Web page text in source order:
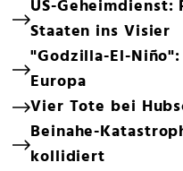
US-
Staaten ins Visier
"Godzilla-El-
Europa
Vier Tote bei
Beinahe-
kollidiert